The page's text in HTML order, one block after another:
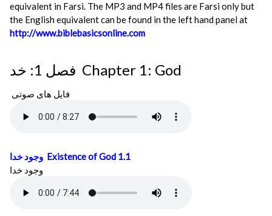
equivalent in Farsi. The MP3 and MP4 files are Farsi only but
the English equivalent can be found in the left hand panel at
http://www.biblebasicsonline.com
فصل 1: خد Chapter 1: God
فایل های صوتی
Existence of God 1.1
وجود خدا